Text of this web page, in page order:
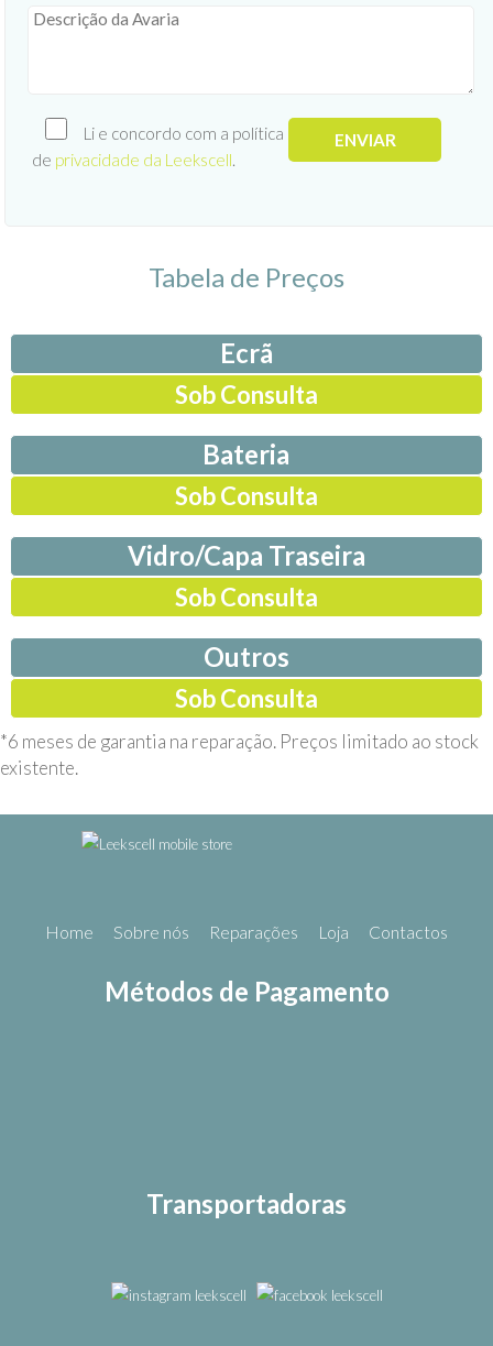
Li e concordo com a política
de privacidade da Leekscell.
Tabela de Preços
Ecrã
Sob Consulta
Bateria
Sob Consulta
Vidro/Capa Traseira
Sob Consulta
Outros
Sob Consulta
*6 meses de garantia na reparação. Preços limitado ao stock
existente.
Home Sobre nós Reparações Loja Contactos
Métodos de Pagamento
Transportadoras